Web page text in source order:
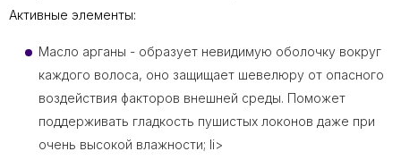
Активные элементы:
Масло арганы - образует невидимую оболочку вокруг
каждого волоса, оно защищает шевелюру от опасного
воздействия факторов внешней среды. Поможет
поддерживать гладкость пушистых локонов даже при
очень высокой влажности; li>